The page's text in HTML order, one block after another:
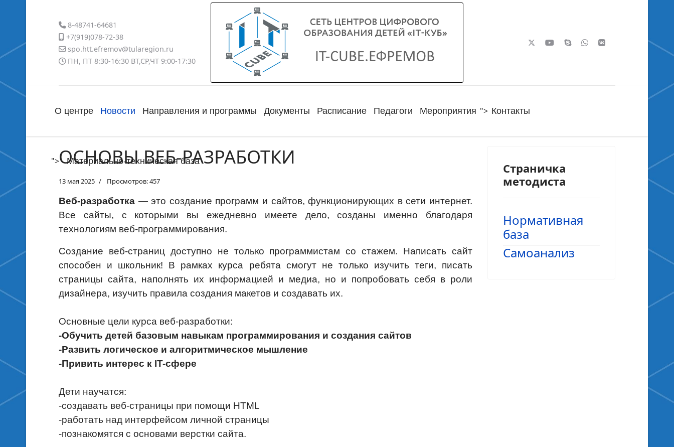
8-48741-64681
+7(919)078-72-38
spo.htt.efremov@tularegion.ru
ПН, ПТ 8:30-16:30 ВТ,СР,ЧТ 9:00-17:30
О центре Новости Направления и программы Документы Расписание Педагоги Мероприятия "> Контакты
"> Материально-техническая база
ОСНОВЫ ВЕБ-РАЗРАБОТКИ
13 мая 2025 Просмотров: 457
Веб-разработка — это создание программ и сайтов, функционирующих в сети интернет.
Все сайты, с которыми вы ежедневно имеете дело, созданы именно благодаря
технологиям веб-программирования.
Создание веб-страниц доступно не только программистам со стажем. Написать сайт
способен и школьник! В рамках курса ребята смогут не только изучить теги, писать
страницы сайта, наполнять их информацией и медиа, но и попробовать себя в роли
дизайнера, изучить правила создания макетов и создавать их.
Основные цели курса веб-разработки:
-Обучить детей базовым навыкам программирования и создания сайтов
-Развить логическое и алгоритмическое мышление
-Привить интерес к IT-сфере
Дети научатся:
-создавать веб-страницы при помощи HTML
-работать над интерфейсом личной страницы
-познакомятся с основами верстки сайта.
Страничка
методиста
Нормативная
база
Самоанализ